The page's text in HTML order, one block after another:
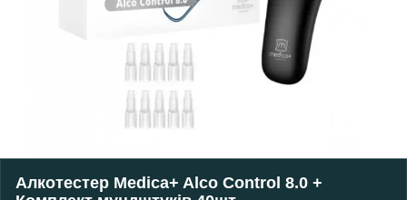
Алкотестер Medica+ Alco Control 8.0 +